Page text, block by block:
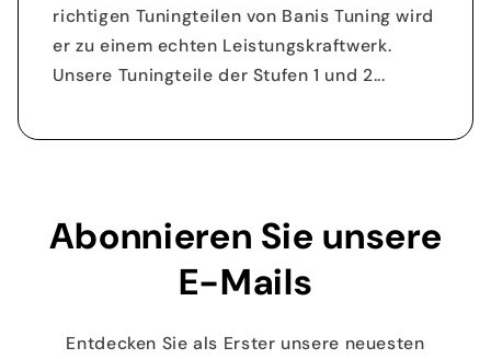
richtigen Tuningteilen von Banis Tuning wird
er zu einem echten Leistungskraftwerk.
Unsere Tuningteile der Stufen 1 und 2...
Abonnieren Sie unsere
E-Mails
Entdecken Sie als Erster unsere neuesten